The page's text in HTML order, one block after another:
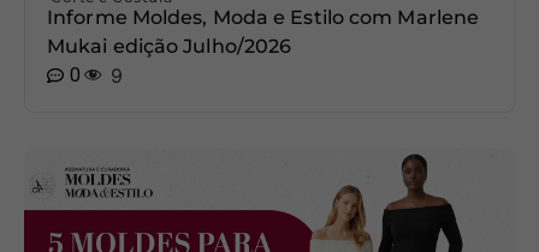
Informe Moldes, Moda e Estilo com Marlene
Mukai edição Julho/2026
0
9